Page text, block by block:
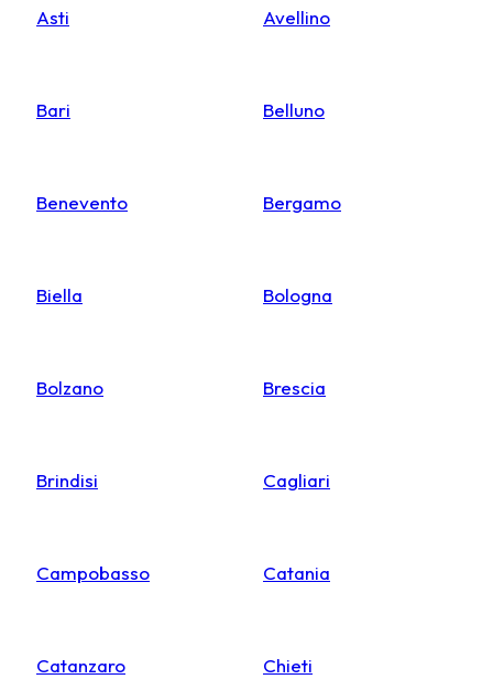
Asti Avellino
Bari Belluno
Benevento Bergamo
Biella Bologna
Bolzano Brescia
Brindisi Cagliari
Campobasso Catania
Catanzaro Chieti